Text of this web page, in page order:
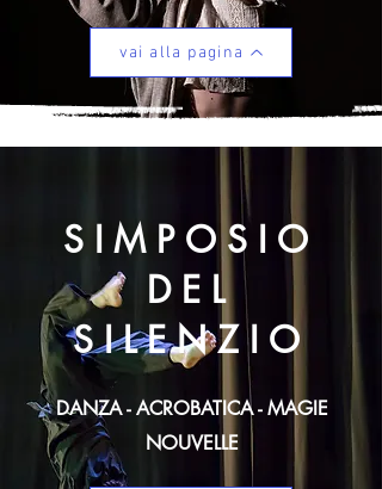
vai alla pagina
SIMPOSIO
DEL
SILENZIO
DANZA - ACROBATICA - MAGIE
NOUVELLE